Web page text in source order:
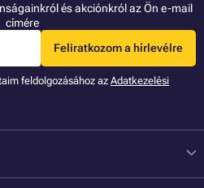
és akciónkról az Ön e-mail
címére
Feliratkozom a hírlevélre
feldolgozásához az Adatkezelési